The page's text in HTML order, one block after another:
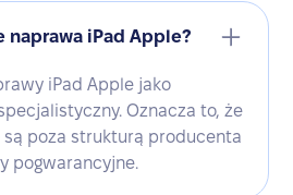
naprawa iPad Apple?
iPad Apple jako
Oznacza to, że
są poza strukturą producenta
pogwarancyjne.